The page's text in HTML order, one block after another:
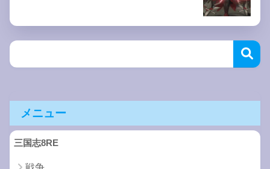
メニュー
三国志8RE